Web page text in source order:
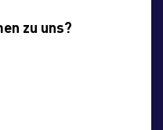
zu uns?